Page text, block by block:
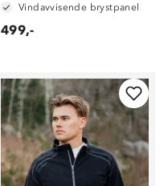
Vindavvisende brystpanel
499,-